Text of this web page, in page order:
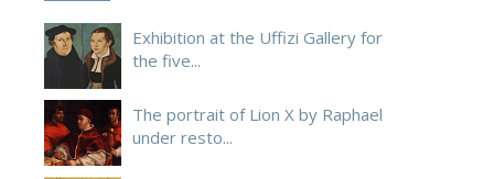
Exhibition at the Uffizi Gallery for
the five...
The portrait of Lion X by Raphael
under resto...